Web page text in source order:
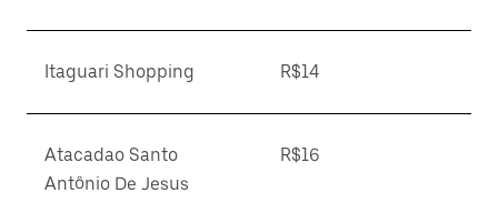
Itaguari Shopping R$14
Atacadao Santo
Antônio De Jesus
R$16